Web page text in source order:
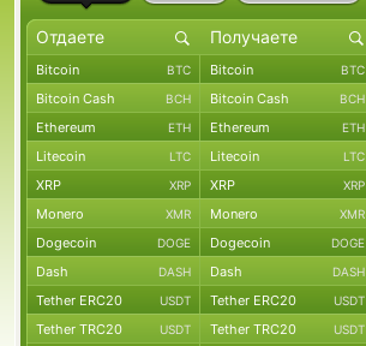
Bitcoin BTC Bitcoin BTC
Bitcoin Cash BCH Bitcoin Cash BCH
Ethereum ETH Ethereum ETH
Litecoin LTC Litecoin LTC
XRP XRP XRP XRP
Monero XMR Monero XMR
Dogecoin DOGE Dogecoin DOGE
Dash DASH Dash DASH
Tether ERC20 USDT Tether ERC20 USDT
Tether TRC20 USDT Tether TRC20 USDT